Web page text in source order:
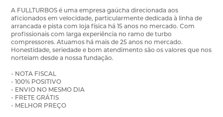
A FULLTURBOS é uma empresa gaúcha direcionada aos
aficionados em velocidade, particularmente dedicada à linha de
arrancada e pista com loja física há 15 anos no mercado. Com
profissionais com larga experiência no ramo de turbo
compressores. Atuamos há mais de 25 anos no mercado.
Honestidade, seriedade e bom atendimento são os valores que nos
norteiam desde a nossa fundação.
- NOTA FISCAL
- 100% POSITIVO
- ENVIO NO MESMO DIA
- FRETE GRÁTIS
- MELHOR PREÇO